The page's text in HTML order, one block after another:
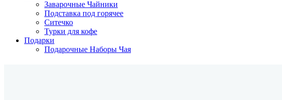
Заварочные Чайники
Подставка под горячее
Ситечко
Турки для кофе
Подарки
Подарочные Наборы Чая